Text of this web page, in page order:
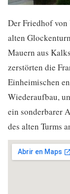
Der Friedhof
alten
Mauern aus
zerstörten die
Einheimischen
Wiederaufbau,
ein sonderbarer
des alten Turms